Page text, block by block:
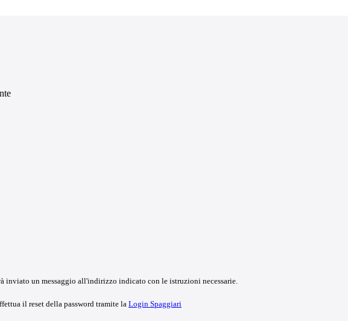
inviato un messaggio all'indirizzo indicato con le istruzioni necessarie.
il reset della password tramite la Login Spaggiari